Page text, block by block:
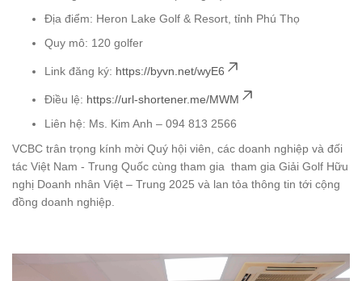
Địa điểm: Heron Lake Golf & Resort, tỉnh Phú Thọ
Quy mô: 120 golfer
Link đăng ký: https://byvn.net/wyE6
Điều lệ: https://url-shortener.me/MWM
Liên hệ: Ms. Kim Anh – 094 813 2566
VCBC trân trọng kính mời Quý hội viên, các doanh nghiệp và đối
tác Việt Nam - Trung Quốc cùng tham gia tham gia Giải Golf Hữu
nghị Doanh nhân Việt – Trung 2025 và lan tỏa thông tin tới cộng
đồng doanh nghiệp.